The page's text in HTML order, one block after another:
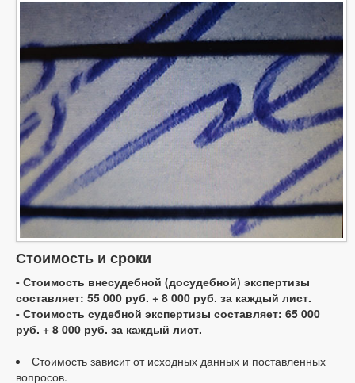
Стоимость и сроки
- Стоимость внесудебной (досудебной) экспертизы
составляет: 55 000 руб. + 8 000 руб. за каждый лист.
- Стоимость судебной экспертизы составляет: 65 000
руб. + 8 000 руб. за каждый лист.
Стоимость зависит от исходных данных и поставленных
вопросов.